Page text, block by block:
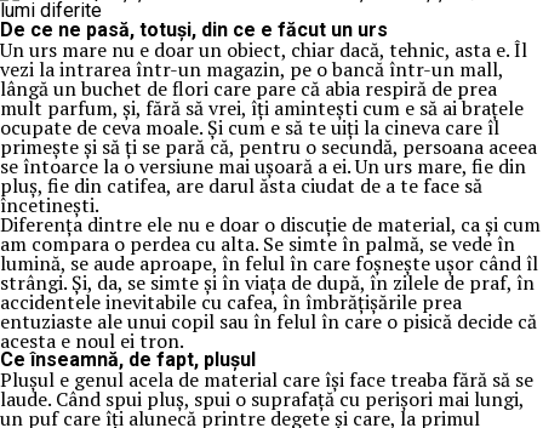
De ce ne pasă, totuși, din ce e făcut un urs
Un urs mare nu e doar un obiect, chiar dacă, tehnic, asta e. Îl
vezi la intrarea într-un magazin, pe o bancă într-un mall,
lângă un buchet de flori care pare că abia respiră de prea
mult parfum, și, fără să vrei, îți amintești cum e să ai brațele
ocupate de ceva moale. Și cum e să te uiți la cineva care îl
primește și să ți se pară că, pentru o secundă, persoana aceea
se întoarce la o versiune mai ușoară a ei. Un urs mare, fie din
pluș, fie din catifea, are darul ăsta ciudat de a te face să
încetinești.
Diferența dintre ele nu e doar o discuție de material, ca și cum
am compara o perdea cu alta. Se simte în palmă, se vede în
lumină, se aude aproape, în felul în care foșnește ușor când îl
strângi. Și, da, se simte și în viața de după, în zilele de praf, în
accidentele inevitabile cu cafea, în îmbrățișările prea
entuziaste ale unui copil sau în felul în care o pisică decide că
acesta e noul ei tron.
Ce înseamnă, de fapt, plușul
Plușul e genul acela de material care își face treaba fără să se
laude. Când spui pluș, spui o suprafață cu perișori mai lungi,
un puf care îți alunecă printre degete și care, la primul